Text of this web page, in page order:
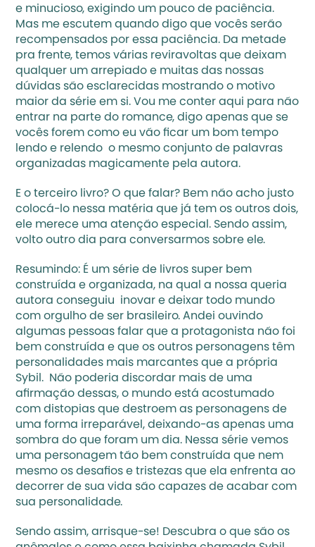
e minucioso, exigindo um pouco de paciência.
Mas me escutem quando digo que vocês serão
recompensados por essa paciência. Da metade
pra frente, temos várias reviravoltas que deixam
qualquer um arrepiado e muitas das nossas
dúvidas são esclarecidas mostrando o motivo
maior da série em si. Vou me conter aqui para não
entrar na parte do romance, digo apenas que se
vocês forem como eu vão ficar um bom tempo
lendo e relendo  o mesmo conjunto de palavras
organizadas magicamente pela autora.
E o terceiro livro? O que falar? Bem não acho justo
colocá-lo nessa matéria que já tem os outros dois,
ele merece uma atenção especial. Sendo assim,
volto outro dia para conversarmos sobre ele.
Resumindo: É um série de livros super bem
construída e organizada, na qual a nossa queria
autora conseguiu  inovar e deixar todo mundo
com orgulho de ser brasileiro. Andei ouvindo
algumas pessoas falar que a protagonista não foi
bem construída e que os outros personagens têm
personalidades mais marcantes que a própria
Sybil.  Não poderia discordar mais de uma
afirmação dessas, o mundo está acostumado
com distopias que destroem as personagens de
uma forma irreparável, deixando-as apenas uma
sombra do que foram um dia. Nessa série vemos
uma personagem tão bem construída que nem
mesmo os desafios e tristezas que ela enfrenta ao
decorrer de sua vida são capazes de acabar com
sua personalidade.
Sendo assim, arrisque-se! Descubra o que são os